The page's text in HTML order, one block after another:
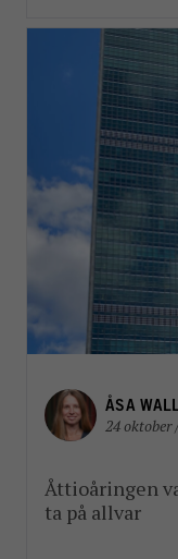
ÅSA
24 oktober
Åttioåringen
ta på allvar